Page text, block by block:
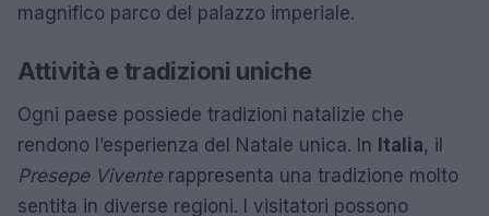
magnifico parco del palazzo imperiale.
Attività e tradizioni uniche
Ogni paese possiede tradizioni natalizie che
rendono l’esperienza del Natale unica. In Italia, il
Presepe Viventerappresenta una tradizione molto
sentita in diverse regioni. I visitatori possono